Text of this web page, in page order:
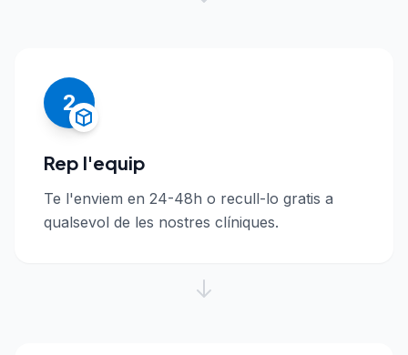
2
Rep l'equip
Te l'enviem en 24-48h o recull-lo gratis a
qualsevol de les nostres clíniques.